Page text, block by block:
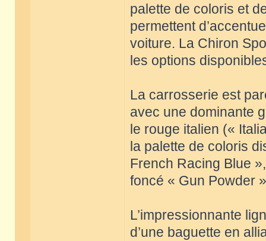
palette de coloris et
permettent
voiture. La Chiron
les options
La carrosserie est
avec une dominante
le rouge italien («
la palette de coloris
French Racing Blue
foncé « Gun Powder
L’impressionnante
d’une baguette en